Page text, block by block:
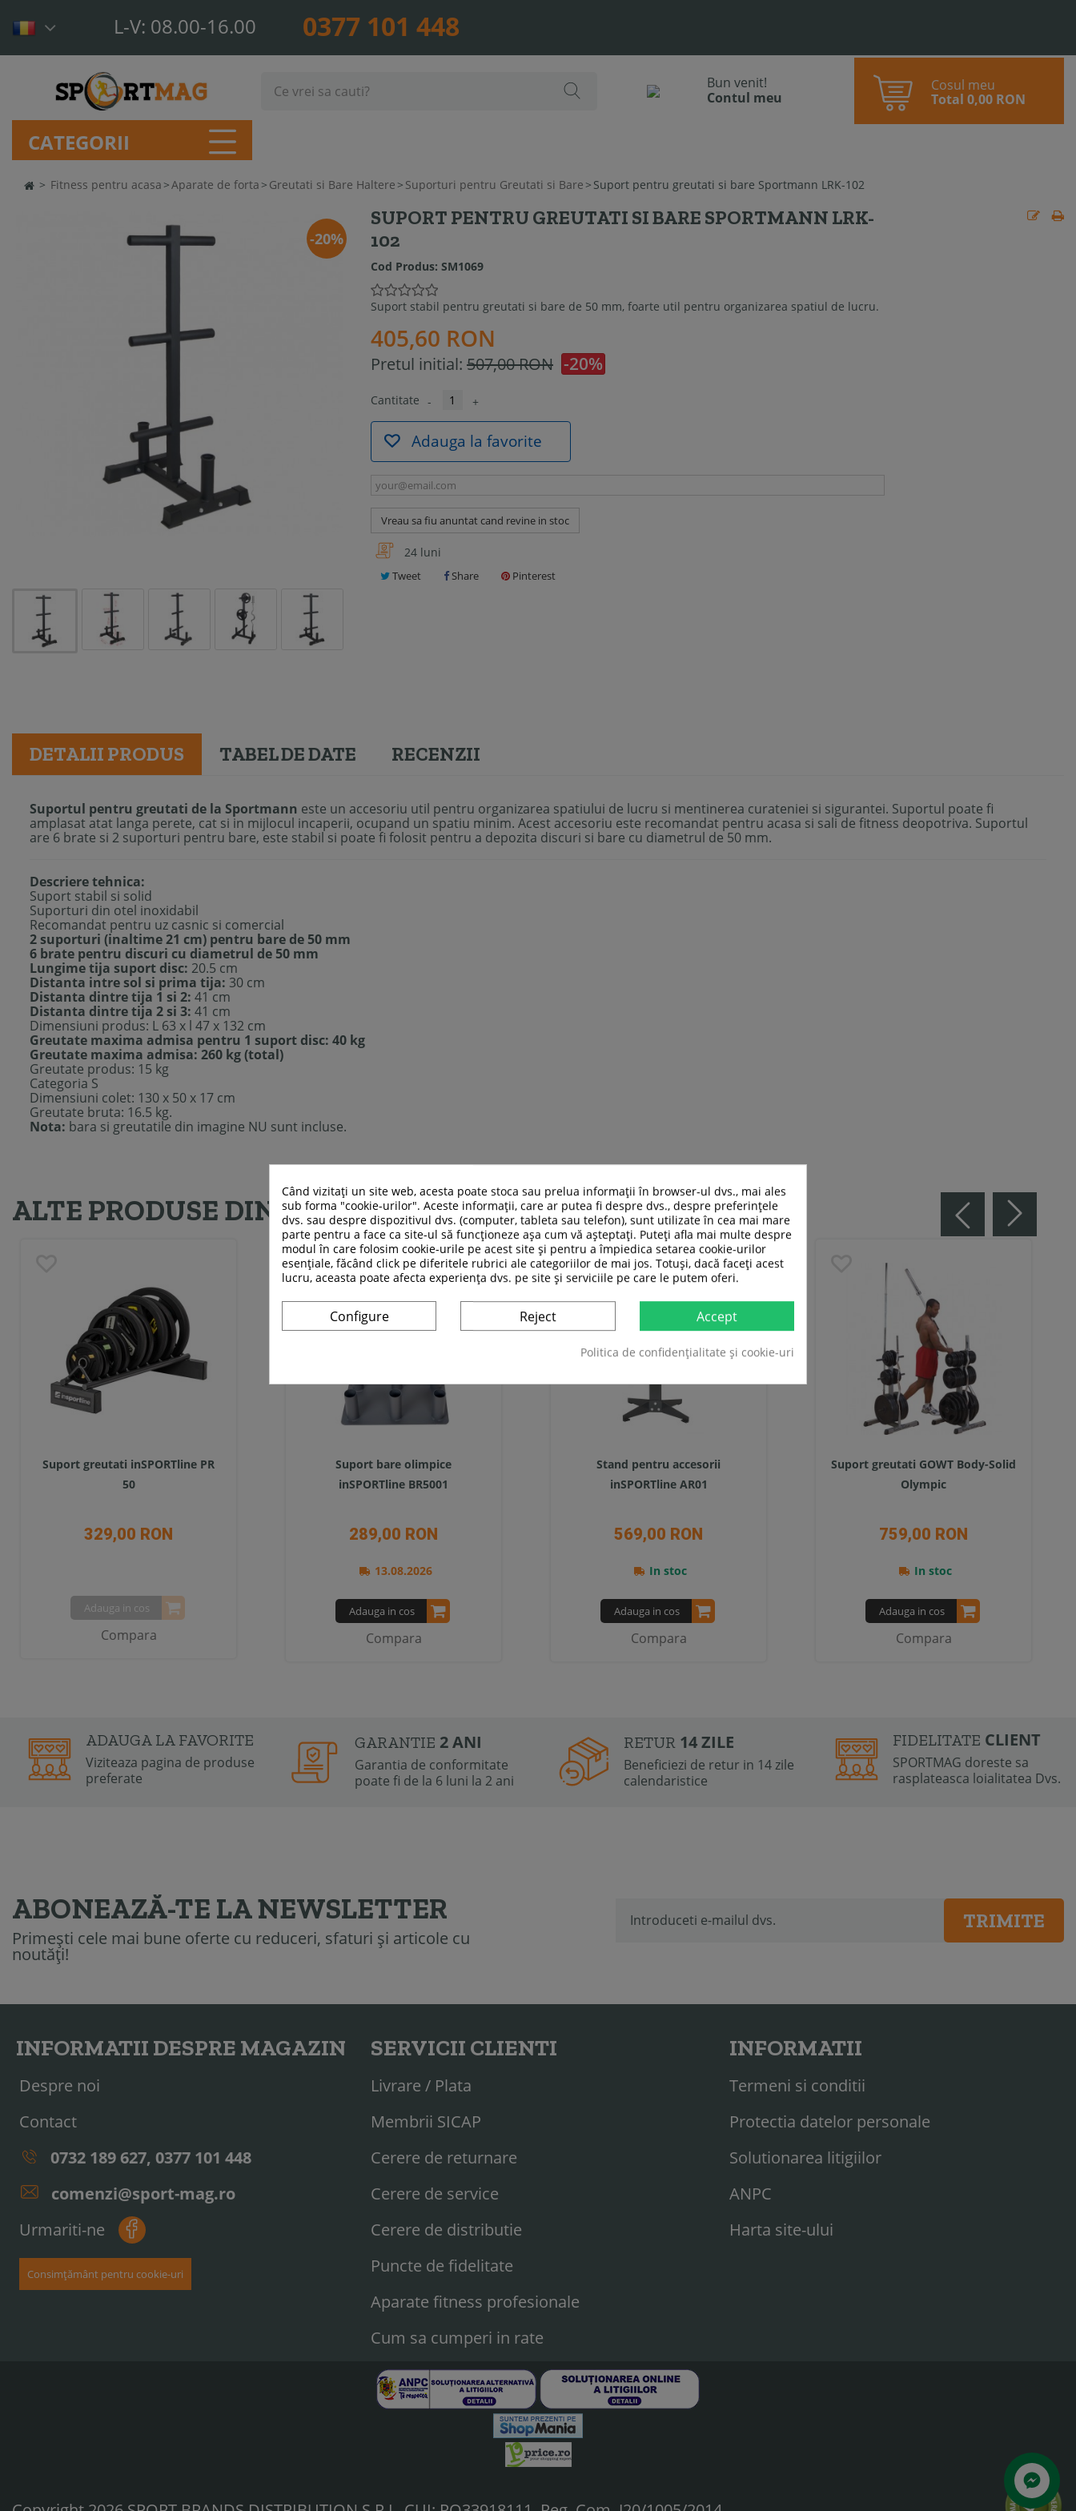
L-V: 08.00-16.00 0377 101 448
bun venit!
contul meu
Cosul meu
Total 0,00 RON
CATEGORII
> Fitness pentru acasa >Aparate de forta > Greutati si Bare Haltere > Suporturi pentru Greutati si Bare > Suport pentru greutati si bare Sportmann LRK-102
-20%
SUPORT PENTRU GREUTATI SI BARE SPORTMANN LRK-
102
Cod Produs: SM1069
Suport stabil pentru greutati si bare de 50 mm, foarte util pentru organizarea spatiul de lucru.
405,60 RON
Pretul initial: 507,00 RON -20%
Cantitate - +
Adauga la favorite
Vreau sa fiu anuntat cand revine in stoc
24 luni
Tweet Share Pinterest
DETALII PRODUS TABEL DE DATE RECENZII
Suportul pentru greutati de la Sportmann este un accesoriu util pentru organizarea spatiului de lucru si mentinerea curateniei si sigurantei. Suportul poate fi
amplasat atat langa perete, cat si in mijlocul incaperii, ocupand un spatiu minim. Acest accesoriu este recomandat pentru acasa si sali de fitness deopotriva. Suportul
are 6 brate si 2 suporturi pentru bare, este stabil si poate fi folosit pentru a depozita discuri si bare cu diametrul de 50 mm.
Descriere tehnica:
Suport stabil si solid
Suporturi din otel inoxidabil
Recomandat pentru uz casnic si comercial
2 suporturi (inaltime 21 cm) pentru bare de 50 mm
6 brate pentru discuri cu diametrul de 50 mm
Lungime tija suport disc: 20.5 cm
Distanta intre sol si prima tija: 30 cm
Distanta dintre tija 1 si 2: 41 cm
Distanta dintre tija 2 si 3: 41 cm
Dimensiuni produs: L 63 x l 47 x 132 cm
Greutate maxima admisa pentru 1 suport disc: 40 kg
Greutate maxima admisa: 260 kg (total)
Greutate produs: 15 kg
Categoria S
Dimensiuni colet: 130 x 50 x 17 cm
Greutate bruta: 16.5 kg.
Nota: bara si greutatile din imagine NU sunt incluse.
ALTE PRODUSE DIN ACEEASI CATEGORIE:
Suport greutati inSPORTline PR
50
329,00 RON
Adauga in cos
Compara
Suport bare olimpice
inSPORTline BR5001
289,00 RON
13.08.2026
Adauga in cos
Compara
Stand pentru accesorii
inSPORTline AR01
569,00 RON
In stoc
Adauga in cos
Compara
Suport greutati GOWT Body-Solid
Olympic
759,00 RON
In stoc
Adauga in cos
Compara
ADAUGA LA FAVORITE
Viziteaza pagina de produse
preferate
GARANTIE 2 ANI
Garantia de conformitate
poate fi de la 6 luni la 2 ani
RETUR 14 ZILE
Beneficiezi de retur in 14 zile
calendaristice
FIDELITATE CLIENT
SPORTMAG doreste sa
rasplateasca loialitatea Dvs.
ABONEAZĂ-TE LA NEWSLETTER
Primești cele mai bune oferte cu reduceri, sfaturi și articole cu
noutăți!
TRIMITE
INFORMATII DESPRE MAGAZIN
Despre noi
Contact
0732 189 627, 0377 101 448
comenzi@sport-mag.ro
Urmariti-ne
Consimțământ pentru cookie-uri
SERVICII CLIENTI
Livrare / Plata
Membrii SICAP
Cerere de returnare
Cerere de service
Cerere de distributie
Puncte de fidelitate
Aparate fitness profesionale
Cum sa cumperi in rate
INFORMATII
Termeni si conditii
Protectia datelor personale
Solutionarea litigiilor
ANPC
Harta site-ului
Scrie-ne
Când vizitați un site web, acesta poate stoca sau prelua informații în browser-ul dvs., mai ales
sub forma "cookie-urilor". Aceste informații, care ar putea fi despre dvs., despre preferințele
dvs. sau despre dispozitivul dvs. (computer, tableta sau telefon), sunt utilizate în cea mai mare
parte pentru a face ca site-ul să funcționeze așa cum vă așteptați. Puteți afla mai multe despre
modul în care folosim cookie-urile pe acest site și pentru a împiedica setarea cookie-urilor
esențiale, făcând click pe diferitele rubrici ale categoriilor de mai jos. Totuși, dacă faceți acest
lucru, aceasta poate afecta experiența dvs. pe site și serviciile pe care le putem oferi.
Configure Reject Accept
Politica de confidențialitate și cookie-uri